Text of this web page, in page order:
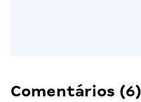
Comentários (6)